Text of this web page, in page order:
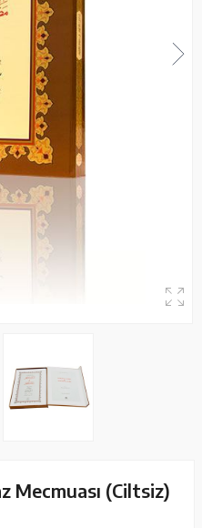
Mecmuası (Ciltsiz)